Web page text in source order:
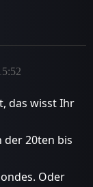
das wisst Ihr
der 20ten bis
Oder